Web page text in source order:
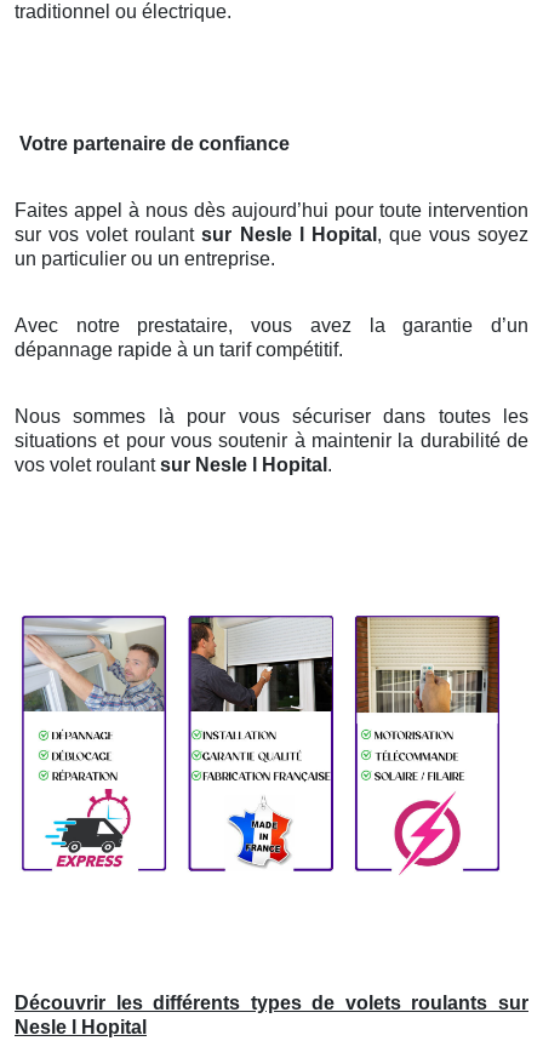
traditionnel ou électrique.
Votre partenaire de confiance
Faites appel à nous dès aujourd’hui pour toute intervention
sur vos volet roulantsur Nesle l Hopital , que vous soyez
un particulier ou un entreprise.
Avec notre prestataire, vous avez la garantie d’un
dépannage rapide à un tarif compétitif.
Nous sommes là pour vous sécuriser dans toutes les
situations et pour vous soutenir à maintenir la durabilité de
vos volet roulantsur Nesle l Hopital .
Découvrir les différents types de volets roulants sur
Nesle l Hopital